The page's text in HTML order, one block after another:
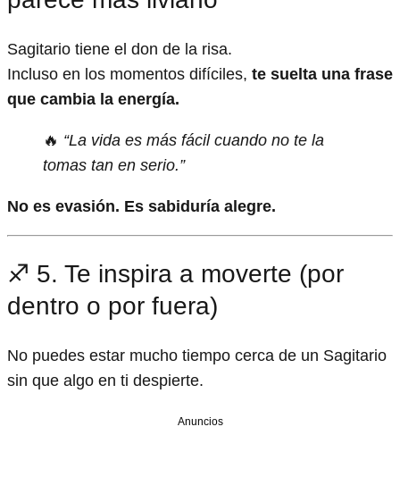
Sagitario tiene el don de la risa.
Incluso en los momentos difíciles, te suelta una frase
que cambia la energía.
🔥 “La vida es más fácil cuando no te la
tomas tan en serio.”
No es evasión. Es sabiduría alegre.
♐ 5. Te inspira a moverte (por
dentro o por fuera)
No puedes estar mucho tiempo cerca de un Sagitario
sin que algo en ti despierte.
Anuncios